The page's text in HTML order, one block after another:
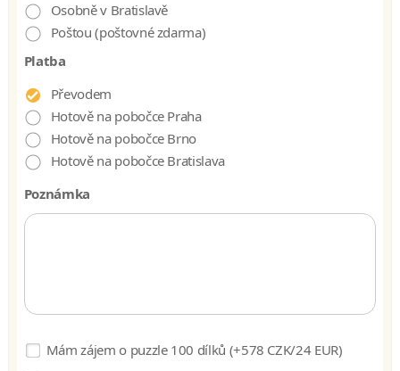
Osobně v Bratislavě
Poštou (poštovné zdarma)
Platba
Převodem
Hotově na pobočce Praha
Hotově na pobočce Brno
Hotově na pobočce Bratislava
Poznámka
Mám zájem o puzzle 100 dílků (+578 CZK/24 EUR)